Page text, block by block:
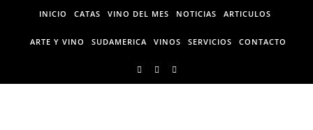
content
INICIO CATAS VINO DEL MES NOTICIAS ARTICULOS
ARTE Y VINO SUDAMERICA VINOS SERVICIOS CONTACTO